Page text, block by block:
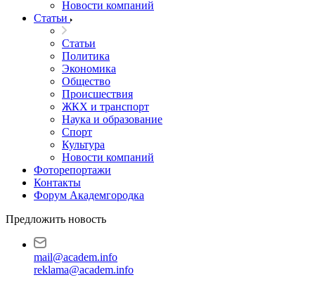
Новости компаний
Статьи
Статьи
Политика
Экономика
Общество
Происшествия
ЖКХ и транспорт
Наука и образование
Спорт
Культура
Новости компаний
Фоторепортажи
Контакты
Форум Академгородка
Предложить новость
mail@academ.info
reklama@academ.info